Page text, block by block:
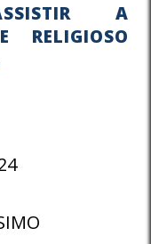
A
RELIGIOSO